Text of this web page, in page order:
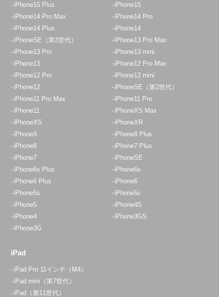
iPhone15 Plus
iPhone15
iPhone14 Pro Max
iPhone14 Pro
iPhone14 Plus
iPhone14
iPhoneSE（第3世代）
iPhone13 Pro Max
iPhone13 Pro
iPhone13 mini
iPhone13
iPhone12 Pro Max
iPhone12 Pro
iPhone12 mini
iPhone12
iPhoneSE（第2世代）
iPhone11 Pro Max
iPhone11 Pro
iPhone11
iPhoneXS Max
iPhoneXS
iPhoneXR
iPhoneX
iPhone8 Plus
iPhone8
iPhone7 Plus
iPhone7
iPhoneSE
iPhone6s Plus
iPhone6s
iPhone6 Plus
iPhone6
iPhone5s
iPhone5c
iPhone5
iPhone4S
iPhone4
iPhone3GS
iPhone3G
iPad
iPad Pro 11インチ（M4）
iPad mini（第7世代）
iPad（第11世代）